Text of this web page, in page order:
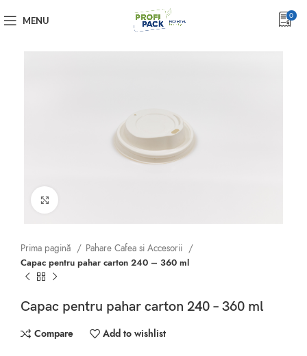
MENU 0
Prima pagină
Pahare Cafea si Accesorii
Capac pentru pahar carton 240 – 360 ml
Capac pentru pahar carton 240 – 360 ml
Compare Add to wishlist